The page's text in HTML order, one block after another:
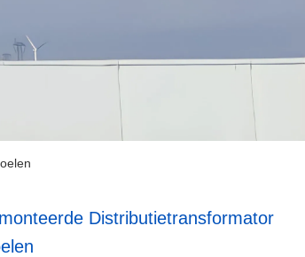
Distributietransformator